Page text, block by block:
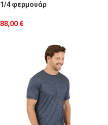
1/4 φερμουάρ
88,00 €